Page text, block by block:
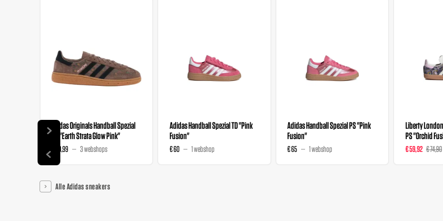
adidas Originals Handball Spezial
GS "Earth Strata Glow Pink"
€ 89,99 3 webshops
Adidas Handball Spezial TD "Pink
Fusion"
€ 60 1 webshop
Adidas Handball Spezial PS "Pink
Fusion"
€ 65 1 webshop
Liberty
PS "Orchid
€ 59,92 € 74,90
Alle Adidas sneakers